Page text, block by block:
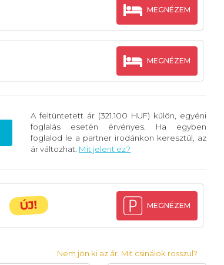
MEGNÉZEM
MEGNÉZEM
A feltüntetett ár (321.100 HUF) külön, egyéni
foglalás esetén érvényes. Ha egyben
foglalod le a partner irodánkon keresztül, az
ár változhat. Mit jelent ez?
ÚJ! MEGNÉZEM
Nem jön ki az ár. Mit csinálok rosszul?